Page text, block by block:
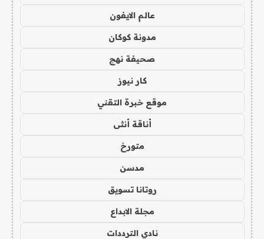
عالم الايفون
مدونة كوكان
صحيفة نهج
كار نيوز
موقع خبرة التقني
أناقة أنثى
متورخ
مدسن
روتانا تسويق
مجلة الابداع
نادي الترددات